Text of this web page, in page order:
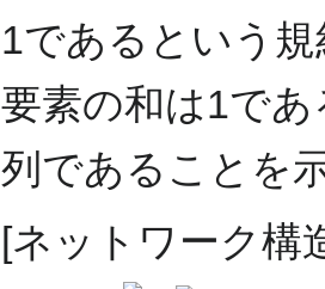
1であるという
要素の和は1で
列であることを
[ネットワーク構